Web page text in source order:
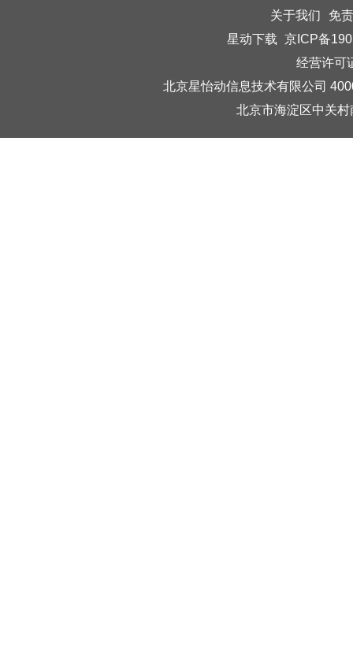
关于我们
免
星动下载 京ICP备
经营许可
北京星怡动信息技术有限公司
北京市海淀区中关